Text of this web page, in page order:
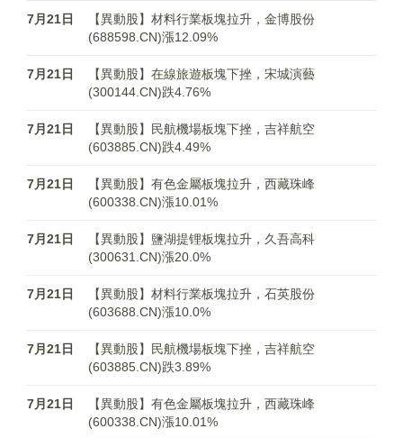
7月21日
【異動股】材料行業板塊拉升，金博股份
(688598.CN)漲12.09%
7月21日
【異動股】在線旅遊板塊下挫，宋城演藝
(300144.CN)跌4.76%
7月21日
【異動股】民航機場板塊下挫，吉祥航空
(603885.CN)跌4.49%
7月21日
【異動股】有色金屬板塊拉升，西藏珠峰
(600338.CN)漲10.01%
7月21日
【異動股】鹽湖提锂板塊拉升，久吾高科
(300631.CN)漲20.0%
7月21日
【異動股】材料行業板塊拉升，石英股份
(603688.CN)漲10.0%
7月21日
【異動股】民航機場板塊下挫，吉祥航空
(603885.CN)跌3.89%
7月21日
【異動股】有色金屬板塊拉升，西藏珠峰
(600338.CN)漲10.01%